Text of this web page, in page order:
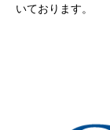
いております。